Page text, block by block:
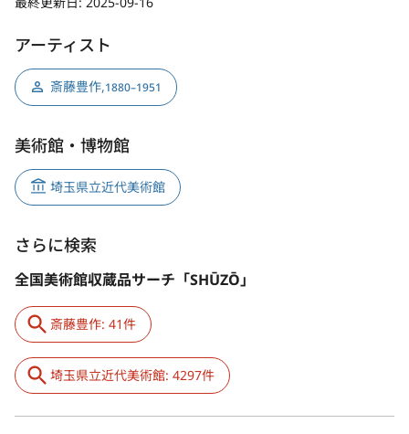
アーティスト
斎藤豊作,1880–1951
美術館・博物館
埼玉県立近代美術館
さらに検索
全国美術館収蔵品サーチ「SHŪZŌ」
斎藤豊作: 41件
埼玉県立近代美術館: 4297件